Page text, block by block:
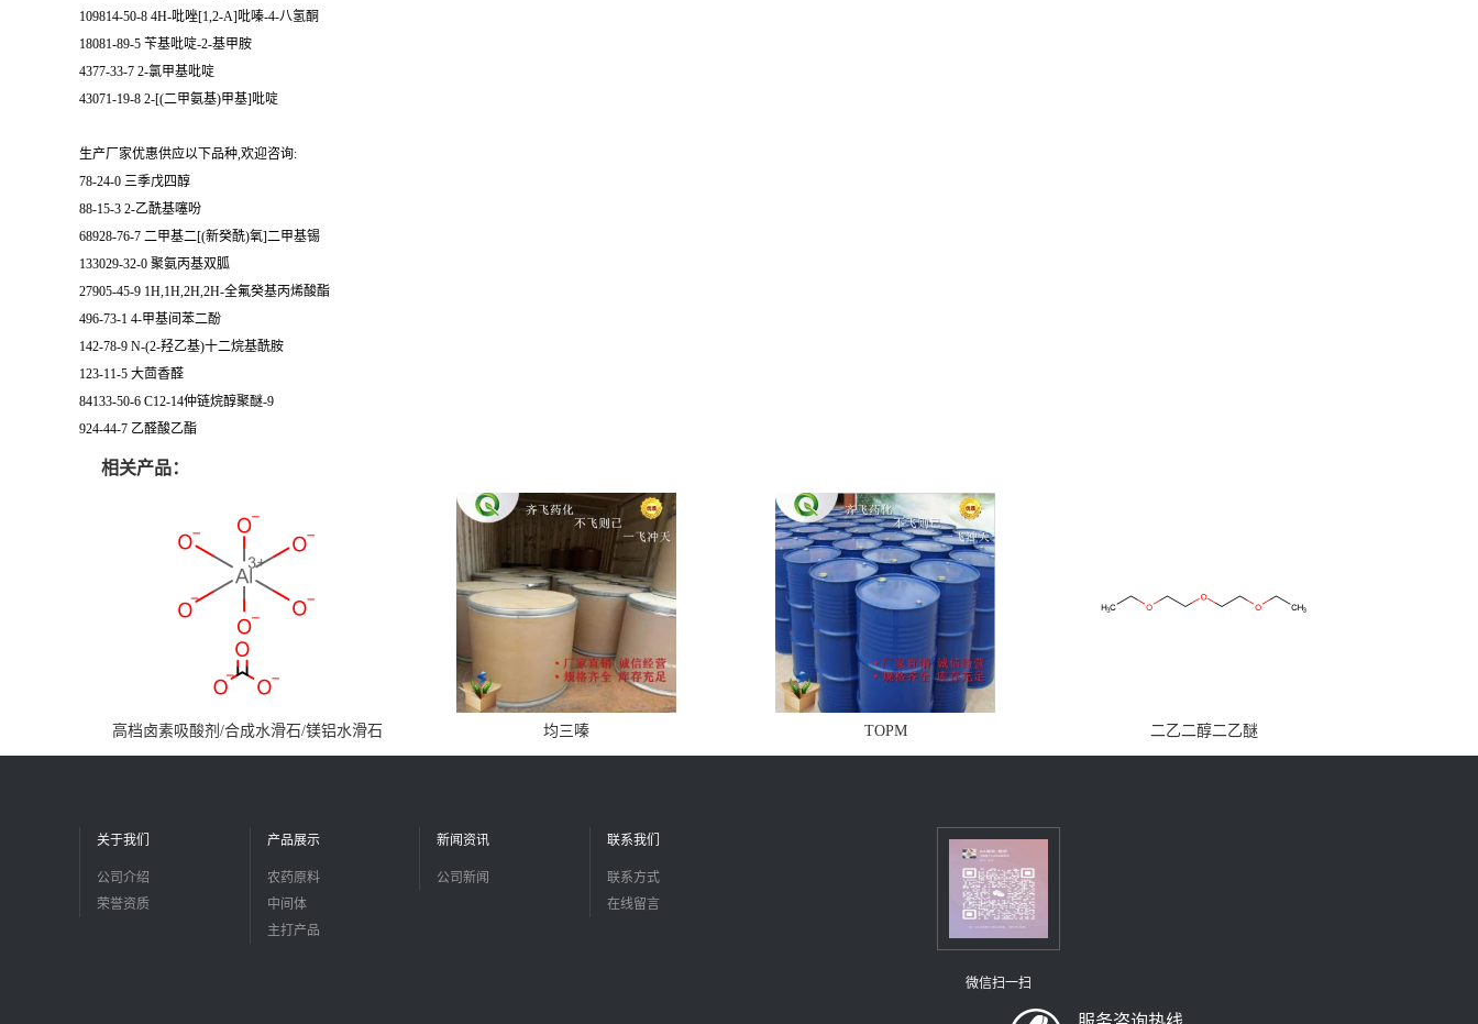
109814-50-8 4H-吡唑[1,2-A]吡嗪-4-八氢酮
18081-89-5 苄基吡啶-2-基甲胺
4377-33-7 2-氯甲基吡啶
43071-19-8 2-[(二甲氨基)甲基]吡啶
生产厂家优惠供应以下品种,欢迎咨询:
78-24-0 三季戊四醇
88-15-3 2-乙酰基噻吩
68928-76-7 二甲基二[(新癸酰)氧]二甲基锡
133029-32-0 聚氨丙基双胍
27905-45-9 1H,1H,2H,2H-全氟癸基丙烯酸酯
496-73-1 4-甲基间苯二酚
142-78-9 N-(2-羟乙基)十二烷基酰胺
123-11-5 大茴香醛
84133-50-6 C12-14仲链烷醇聚醚-9
924-44-7 乙醛酸乙酯
相关产品：
高档卤素吸酸剂/合成水滑石/镁铝水滑石 均三嗪 TOPM 二乙二醇二乙醚
关于我们
公司介绍
荣誉资质
产品展示
农药原料
中间体
主打产品
新闻资讯
公司新闻
联系我们
联系方式
在线留言
微信扫一扫